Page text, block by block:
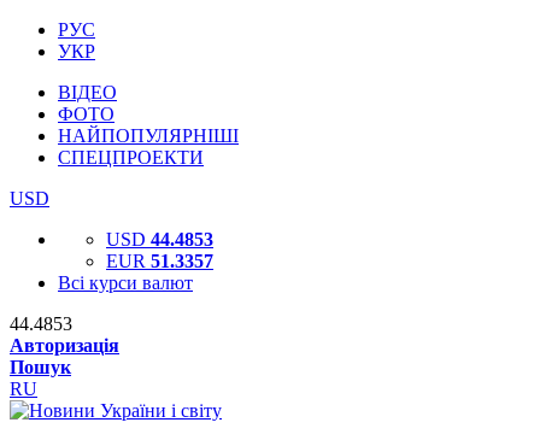
РУС
УКР
ВІДЕО
ФОТО
НАЙПОПУЛЯРНІШІ
СПЕЦПРОЕКТИ
USD
USD 44.4853
EUR 51.3357
Всі курси валют
44.4853
Авторизація
Пошук
RU